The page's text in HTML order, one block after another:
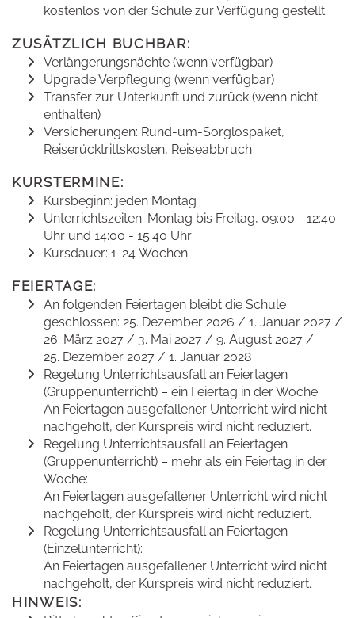
kostenlos von der Schule zur Verfügung gestellt.
ZUSÄTZLICH BUCHBAR:
Verlängerungsnächte (wenn verfügbar)
Upgrade Verpflegung (wenn verfügbar)
Transfer zur Unterkunft und zurück (wenn nicht
enthalten)
Versicherungen: Rund-um-Sorglospaket,
Reiserücktrittskosten, Reiseabbruch
KURSTERMINE:
Kursbeginn: jeden Montag
Unterrichtszeiten: Montag bis Freitag, 09:00 - 12:40
Uhr und 14:00 - 15:40 Uhr
Kursdauer: 1-24 Wochen
FEIERTAGE:
An folgenden Feiertagen bleibt die Schule
geschlossen: 25. Dezember 2026 / 1. Januar 2027 /
26. März 2027 / 3. Mai 2027 / 9. August 2027 /
25. Dezember 2027 / 1. Januar 2028
Regelung Unterrichtsausfall an Feiertagen
(Gruppenunterricht) – ein Feiertag in der Woche:
An Feiertagen ausgefallener Unterricht wird nicht
nachgeholt, der Kurspreis wird nicht reduziert.
Regelung Unterrichtsausfall an Feiertagen
(Gruppenunterricht) – mehr als ein Feiertag in der
Woche:
An Feiertagen ausgefallener Unterricht wird nicht
nachgeholt, der Kurspreis wird nicht reduziert.
Regelung Unterrichtsausfall an Feiertagen
(Einzelunterricht):
An Feiertagen ausgefallener Unterricht wird nicht
nachgeholt, der Kurspreis wird nicht reduziert.
HINWEIS: